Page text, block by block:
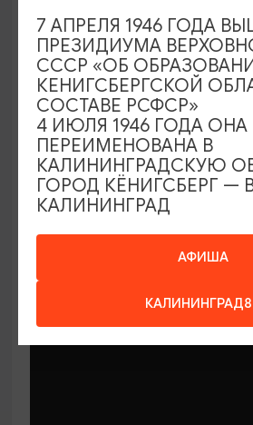
МАСТЕР-КЛАССЫ
Мастер-классы по
Бодяковой
Калининград, ул. Баранова, 45
АФИША
7 АПРЕЛЯ 1946 ГОДА
ПРЕЗИДИУМА
СССР «ОБ
КЕНИГСБЕРГСКОЙ
СОСТАВЕ РСФСР»
4 ИЮЛЯ 1946 ГОДА
ПЕРЕИМЕНОВАНА В
КАЛИНИНГРАДСКУЮ
ГОРОД КЁНИГСБЕРГ —
КАЛИНИНГРАД